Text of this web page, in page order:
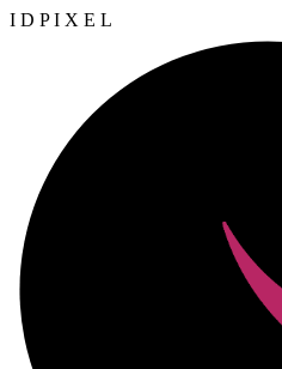
I D P I X E L